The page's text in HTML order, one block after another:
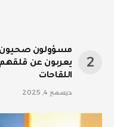
مسؤولون صحيون
يعربون عن
اللقاحات
ديسمبر 4, 2025